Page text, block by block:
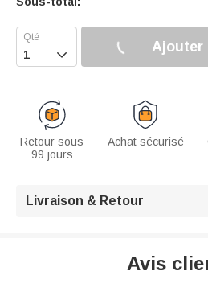
 Ajouter
Retour sous
99 jours
Achat sécurisé
Livraison & Retour
Avis